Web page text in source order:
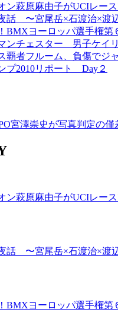
ン萩原麻由子がUCIレー
話 〜宮尾岳×石渡治×渡
BMXヨーロッパ選手権第
ンチェスター 男子ケイ
覇者フルーム、負傷でジ
プ2010リポート Day２
宮澤崇史が写真判定の僅
ン萩原麻由子がUCIレー
話 〜宮尾岳×石渡治×渡
BMXヨーロッパ選手権第